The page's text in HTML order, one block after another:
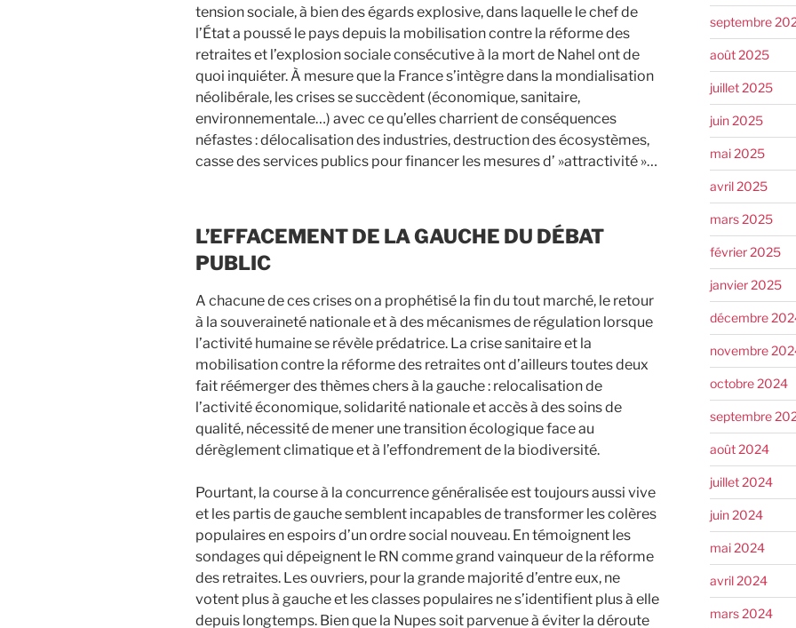
tension sociale, à bien des égards explosive, dans laquelle le chef de
l’État a poussé le pays depuis la mobilisation contre la réforme des
retraites et l’explosion sociale consécutive à la mort de Nahel ont de
quoi inquiéter. À mesure que la France s’intègre dans la mondialisation
néolibérale, les crises se succèdent (économique, sanitaire,
environnementale…) avec ce qu’elles charrient de conséquences
néfastes : délocalisation des industries, destruction des écosystèmes,
casse des services publics pour financer les mesures d’ »attractivité »…
L’EFFACEMENT DE LA GAUCHE DU DÉBAT
PUBLIC
A chacune de ces crises on a prophétisé la fin du tout marché, le retour
à la souveraineté nationale et à des mécanismes de régulation lorsque
l’activité humaine se révèle prédatrice. La crise sanitaire et la
mobilisation contre la réforme des retraites ont d’ailleurs toutes deux
fait réémerger des thèmes chers à la gauche : relocalisation de
l’activité économique, solidarité nationale et accès à des soins de
qualité, nécessité de mener une transition écologique face au
dérèglement climatique et à l’effondrement de la biodiversité.
Pourtant, la course à la concurrence généralisée est toujours aussi vive
et les partis de gauche semblent incapables de transformer les colères
populaires en espoirs d’un ordre social nouveau. En témoignent les
sondages qui dépeignent le RN comme grand vainqueur de la réforme
des retraites. Les ouvriers, pour la grande majorité d’entre eux, ne
votent plus à gauche et les classes populaires ne s’identifient plus à elle
depuis longtemps. Bien que la Nupes soit parvenue à éviter la déroute
septembre
août 2025
juillet 2025
juin 2025
mai 2025
avril 2025
mars 2025
février 2025
janvier 2025
décembre
novembre
octobre 2024
septembre
août 2024
juillet 2024
juin 2024
mai 2024
avril 2024
mars 2024